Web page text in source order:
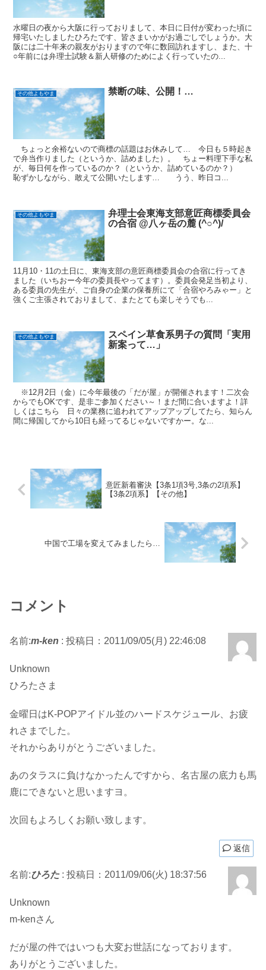
水曜日の夜から大阪に行っておりまして、本日に日付が変わった頃に
帰宅いたしましたひろたです、皆さまいかがお過ごしでしょうか。大
阪には二十年来の親友がおりますので年に数回訪れますし、また、十
○年前には弁理士試験＆新人研修のためによく行っていたの...
その他よもやま 禁断の味、公開！…
ちょっと余裕ないので商標の話題はお休みして… 今日も５時起き
で弁当作りました（というか、詰めました）。 ちょー料理下手な私
が、毎日何を作っているのか？（というか、詰めているのか？）
恥ずかしながら、敢えて公開いたします… うう、昨日コ...
その他よもやま
弁理士会東海支部意匠商標委員会
の合宿 @八ヶ岳の麓 (^○^)/
11月10・11の土日に、東海支部の意匠商標委員会の合宿に行ってき
ました（いちおー今年の委員長やってます）。委員会発足当初より、
ある委員の先生が、ご自身の企業の保養所にて「合宿やろみゃー」と
強くご主張されておりまして、またとても楽しそうでも...
その他よもやま
スペイン草食系男子の質問「実用
新案って…」
※12月2日（金）に今年最後の「だが屋」が開催されます！二次会
からでもOKです、是非ご参加ください～！まだ間に合いますよ！詳
しくはこちら 日々の業務に追われてアップアップしてたら、知らん
間に帰国してから10日も経ってるじゃないですかー。な...
意匠新着審決【3条1項3号,3条の2項系】
【3条2項系】【その他】
中国で工場を変えてみましたら…
コメント
名前:m-ken : 投稿日：2011/09/05(月) 22:46:08
Unknown
ひろたさま
金曜日はK-POPアイドル並のハードスケジュール、お疲
れさまでした。
それからありがとうございました。
あのタラスに負けなかったんですから、名古屋の底力も馬
鹿にできないと思いますヨ。
次回もよろしくお願い致します。
返信
名前:ひろた : 投稿日：2011/09/06(火) 18:37:56
Unknown
m-kenさん
だが屋の件ではいつも大変お世話になっております。
ありがとうございました。